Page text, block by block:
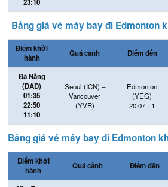
Bảng giá vé máy bay đi Edmonton
Điểm khởi
hành
Quá cảnh Điểm đến
Đà Nẵng
(DAD)
01:35
22:50
11:10
Seoul (ICN) –
Vancouver
(YVR)
Edmonton
(YEG)
20:07 +1
Bảng giá vé máy bay đi Edmonton
Điểm khởi
hành
Quá cảnh Điểm đến